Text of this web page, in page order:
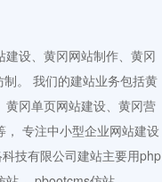
设、黄冈网站制作、黄冈
。 我们的建站业务包括黄
冈单页网站建设、黄冈营
专注中小型企业网站建设
技有限公司建站主要用php